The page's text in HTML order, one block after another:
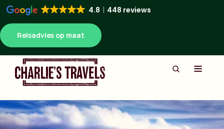
4.8 448 reviews
Reisadvies op maat